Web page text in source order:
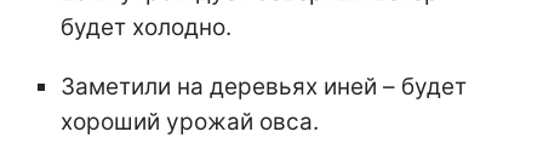
будет холодно.
Заметили на деревьях иней – будет
хороший урожай овса.